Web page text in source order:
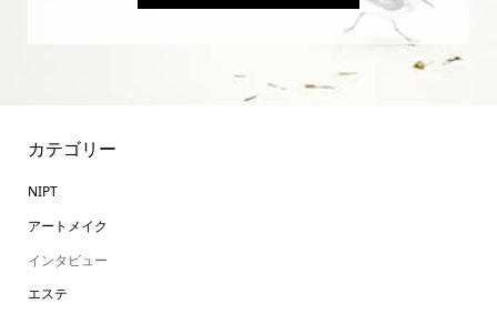
カテゴリー
NIPT
アートメイク
インタビュー
エステ